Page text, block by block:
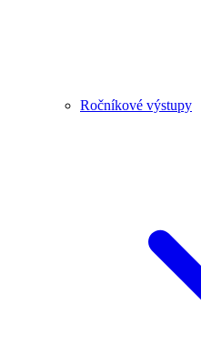
Ročníkové výstupy